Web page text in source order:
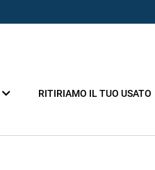
RITIRIAMO IL TUO USATO